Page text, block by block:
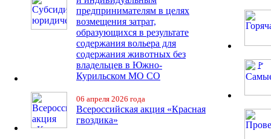
предпринимателям в целях
возмещения затрат,
образующихся в результате
содержания вольера для
содержания животных без
владельцев в Южно-
Курильском МО СО
06 апреля 2026 года
Всероссийская акция «Красная
гвоздика»